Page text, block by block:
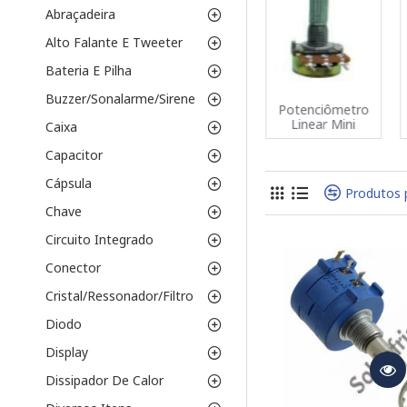
Abraçadeira
Alto Falante E Tweeter
Bateria E Pilha
Buzzer/Sonalarme/Sirene
Caixa
Capacitor
Cápsula
Chave
Circuito Integrado
Conector
Cristal/Ressonador/Filtro
Diodo
Display
Dissipador De Calor
aplicações que
Exemplo: 3590S.
logarítmicas,
Parâmetros
Resistência (Ω):
Tipo de
pinos pela placa.
Tolerância:
Curva de
percepção
Aplicações
Controle de
Potenciômetro
Deslizante
Potenciômetro
Potenciômetro
Linear Mini
Produtos